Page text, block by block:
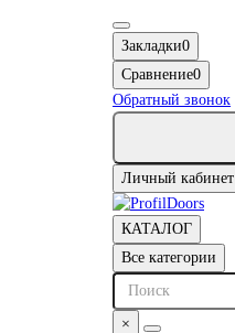
Закладки0
Сравнение0
Обратный звонок
Личный кабинет
КАТАЛОГ
Все категории
×